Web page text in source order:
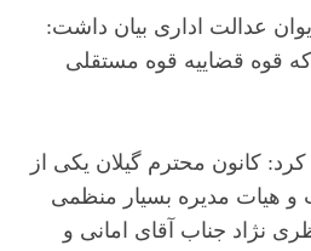
عدالت اداری بیان داشت:
قوه قضاییه قوه مستقلی
کانون محترم گیلان یکی از
و هیات مدیره بسیار منظمی
نژاد جناب آقای امانی و